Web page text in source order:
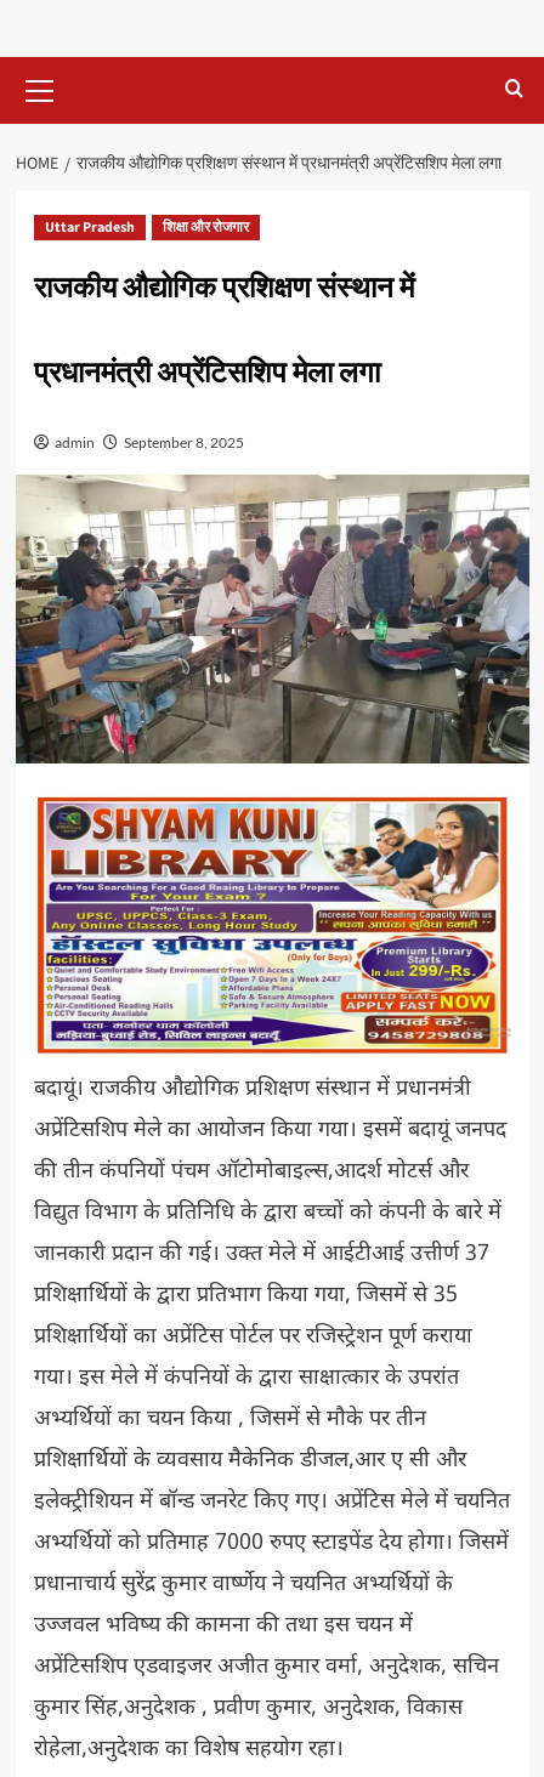
Menu
HOME राजकीय औद्योगिक प्रशिक्षण संस्थान में प्रधानमंत्री अप्रेंटिसशिप मेला लगा
Uttar Pradesh शिक्षा और रोजगार
राजकीय औद्योगिक प्रशिक्षण संस्थान में
प्रधानमंत्री अप्रेंटिसशिप मेला लगा
admin September 8, 2025
बदायूं। राजकीय औद्योगिक प्रशिक्षण संस्थान में प्रधानमंत्री
अप्रेंटिसशिप मेले का आयोजन किया गया। इसमें बदायूं जनपद
की तीन कंपनियों पंचम ऑटोमोबाइल्स,आदर्श मोटर्स और
विद्युत विभाग के प्रतिनिधि के द्वारा बच्चों को कंपनी के बारे में
जानकारी प्रदान की गई। उक्त मेले में आईटीआई उत्तीर्ण 37
प्रशिक्षार्थियों के द्वारा प्रतिभाग किया गया, जिसमें से 35
प्रशिक्षार्थियों का अप्रेंटिस पोर्टल पर रजिस्ट्रेशन पूर्ण कराया
गया। इस मेले में कंपनियों के द्वारा साक्षात्कार के उपरांत
अभ्यर्थियों का चयन किया , जिसमें से मौके पर तीन
प्रशिक्षार्थियों के व्यवसाय मैकेनिक डीजल,आर ए सी और
इलेक्ट्रीशियन में बॉन्ड जनरेट किए गए। अप्रेंटिस मेले में चयनित
अभ्यर्थियों को प्रतिमाह 7000 रुपए स्टाइपेंड देय होगा। जिसमें
प्रधानाचार्य सुरेंद्र कुमार वार्ष्णेय ने चयनित अभ्यर्थियों के
उज्जवल भविष्य की कामना की तथा इस चयन में
अप्रेंटिसशिप एडवाइजर अजीत कुमार वर्मा, अनुदेशक, सचिन
कुमार सिंह,अनुदेशक , प्रवीण कुमार, अनुदेशक, विकास
रोहेला,अनुदेशक का विशेष सहयोग रहा।